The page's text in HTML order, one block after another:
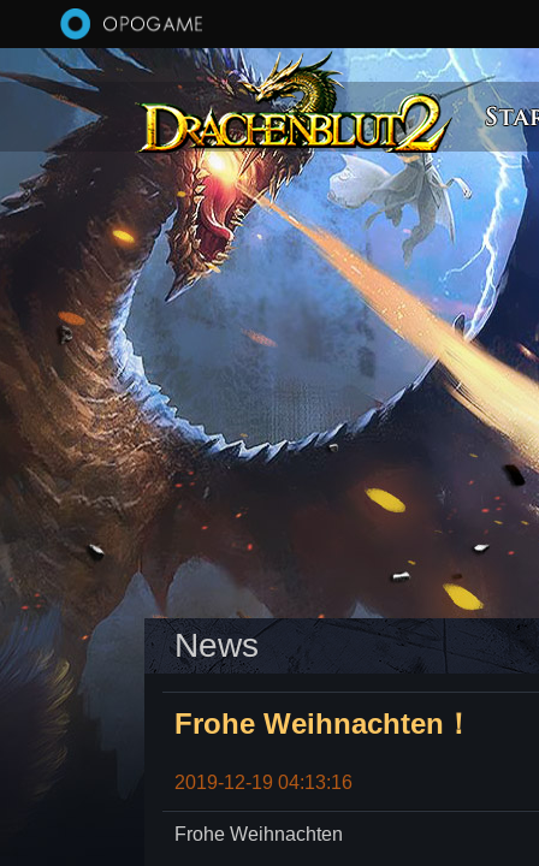
Direkt zum Inhalt
News
Frohe Weihnachten！
2019-12-19 04:13:16
Frohe Weihnachten